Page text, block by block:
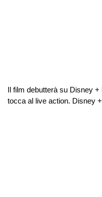
Il film debutterà su Disney
tocca al live action. Disney